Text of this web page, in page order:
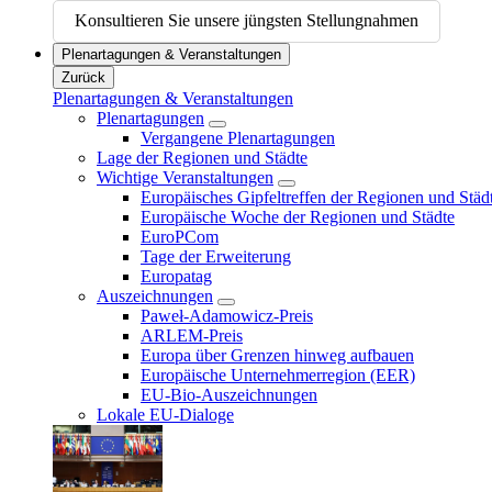
Konsultieren Sie unsere jüngsten Stellungnahmen
Plenartagungen & Veranstaltungen
Zurück
Plenartagungen & Veranstaltungen
Plenartagungen
Vergangene Plenartagungen
Lage der Regionen und Städte
Wichtige Veranstaltungen
Europäisches Gipfeltreffen der Regionen und
Europäische Woche der Regionen und Städte
EuroPCom
Tage der Erweiterung
Europatag
Auszeichnungen
Paweł-Adamowicz-Preis
ARLEM-Preis
Europa über Grenzen hinweg aufbauen
Europäische Unternehmerregion (EER)
EU-Bio-Auszeichnungen
Lokale EU-Dialoge